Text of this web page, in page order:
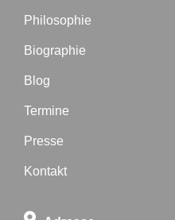
Philosophie
Biographie
Blog
Termine
Presse
Kontakt